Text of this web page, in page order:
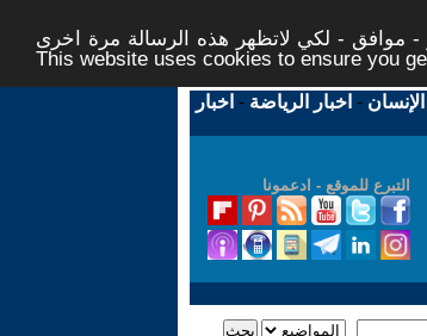
موافق - لكي لاتظهر هذه الرسالة مرة اخرى -
This website uses cookies to ensure you
- اخبار الرياضة - اخبار
التبرع للموقع - ادعمونا